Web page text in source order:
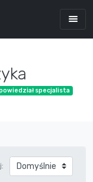
specjalista